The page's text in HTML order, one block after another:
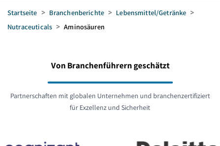
Startseite > Branchenberichte > Lebensmittel/Getränke >
Nutraceuticals > Aminosäuren
Von Branchenführern geschätzt
Partnerschaften mit globalen Unternehmen und branchenzertifiziert
für Exzellenz und Sicherheit